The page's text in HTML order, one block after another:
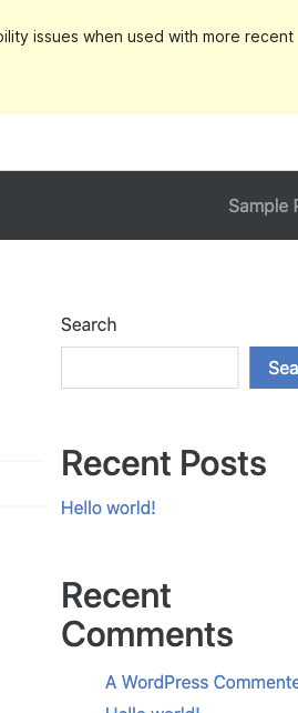
issues when used with more recent